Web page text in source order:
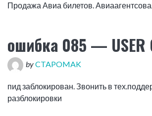
Продажа Авиа билетов.
ошибка 085 — USER
byCTAPOMAK
пид заблокирован. Звонить в
разблокировки